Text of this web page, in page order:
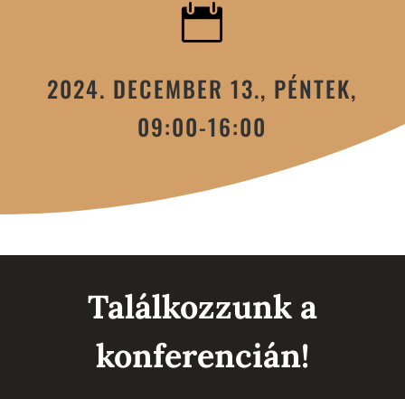

2024. DECEMBER 13., PÉNTEK,
09:00-16:00
Találkozzunk a
konferencián!